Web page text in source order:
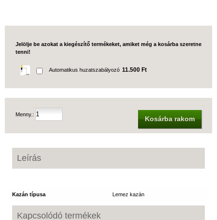
Jelölje be azokat a kiegészítő termékeket, amiket még a kosárba szeretne
tenni!
Automatikus huzatszabályozó 11.500 Ft
Menny.:
Kosárba rakom
Leírás
Kazán típusa Lemez kazán
Kapcsolódó termékek